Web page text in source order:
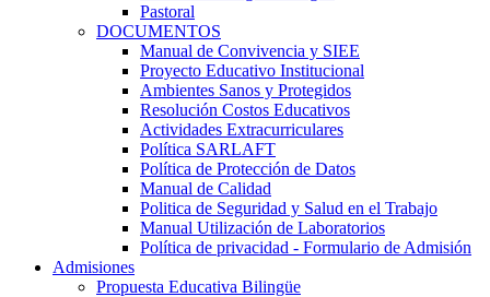
Pastoral
DOCUMENTOS
Manual de Convivencia y SIEE
Proyecto Educativo Institucional
Ambientes Sanos y Protegidos
Resolución Costos Educativos
Actividades Extracurriculares
Política SARLAFT
Política de Protección de Datos
Manual de Calidad
Politica de Seguridad y Salud en el Trabajo
Manual Utilización de Laboratorios
Política de privacidad - Formulario de Admisión
Admisiones
Propuesta Educativa Bilingüe